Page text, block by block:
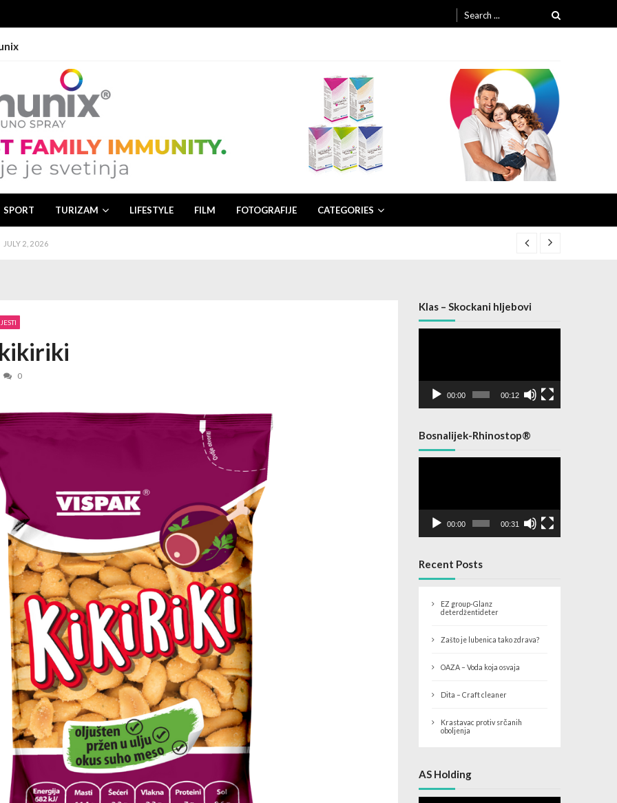
Search for:
SPORT TURIZAM LIFESTYLE FILM FOTOGRAFIJE CATEGORIES
2, 2026
JULY 1, 2026
2, 2026
JULY 2, 2026
2, 2026
0
Klas – Skockani hljebovi
00:00 00:12
Bosnalijek-Rhinostop®
00:00 00:31
Recent Posts
EZ group-Glanz
deterdžentideter
Zašto je lubenica tako zdrava?
OAZA – Voda koja osvaja
Dita – Craft cleaner
Krastavac protiv srčanih
oboljenja
AS Holding